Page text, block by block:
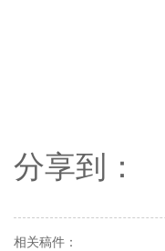
分享到：
相关稿件：